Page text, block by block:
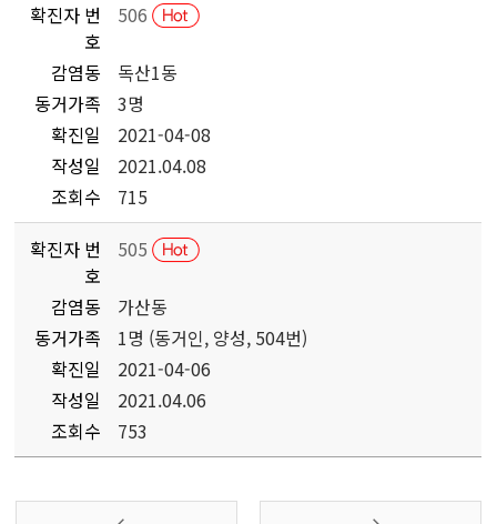
확진자 번
호
506
감염동
독산1동
동거가족
3명
확진일
2021-04-08
작성일
2021.04.08
조회수
715
확진자 번
호
505
감염동
가산동
동거가족
1명 (동거인, 양성, 504번)
확진일
2021-04-06
작성일
2021.04.06
조회수
753